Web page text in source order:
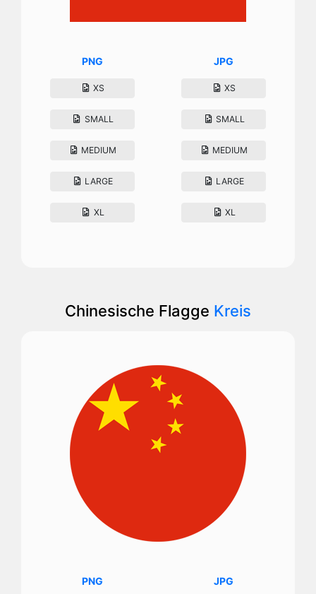
PNG
XS
SMALL
MEDIUM
LARGE
XL
JPG
XS
SMALL
MEDIUM
LARGE
XL
Chinesische Flagge Kreis
PNG JPG